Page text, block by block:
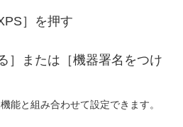
］を押す
］または［機器署名をつけ
能と組み合わせて設定できます。